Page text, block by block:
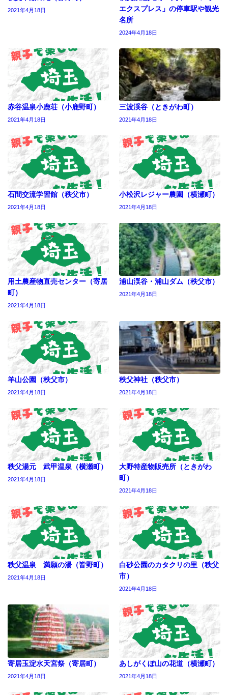
2021年4月18日
エクスプレス」の停車駅や観光
名所
2024年4月18日
赤谷温泉小鹿荘（小鹿野町）
2021年4月18日
三波渓谷（ときがわ町）
2021年4月18日
石間交流学習館（秩父市）
2021年4月18日
小松沢レジャー農園（横瀬町）
2021年4月18日
用土農産物直売センター（寄居
町）
2021年4月18日
浦山渓谷・浦山ダム（秩父市）
2021年4月18日
羊山公園（秩父市）
2021年4月18日
秩父神社（秩父市）
2021年4月18日
秩父湯元 武甲温泉（横瀬町）
2021年4月18日
大野特産物販売所（ときがわ
町）
2021年4月18日
秩父温泉 満願の湯（皆野町）
2021年4月18日
白砂公園のカタクリの里（秩父
市）
2021年4月18日
寄居玉淀水天宮祭（寄居町）
2021年4月18日
あしがくぼ山の花道（横瀬町）
2021年4月18日